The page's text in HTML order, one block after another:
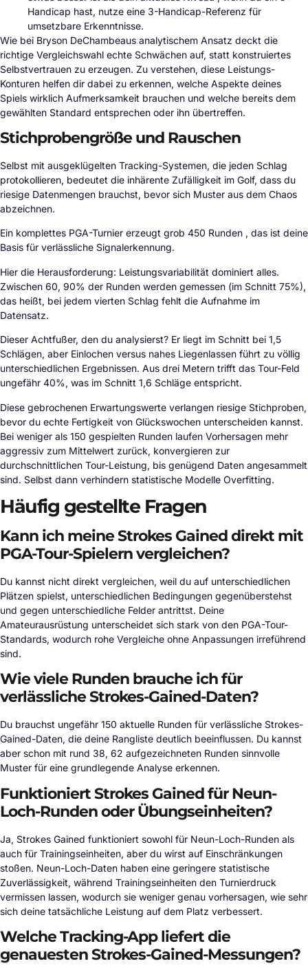
Handicap hast, nutze eine 3-Handicap-Referenz für
umsetzbare Erkenntnisse.
Wie bei Bryson DeChambeaus analytischem Ansatz deckt die
richtige Vergleichswahl echte Schwächen auf, statt konstruiertes
Selbstvertrauen zu erzeugen. Zu verstehen, diese Leistungs-
Konturen helfen dir dabei zu erkennen, welche Aspekte deines
Spiels wirklich Aufmerksamkeit brauchen und welche bereits dem
gewählten Standard entsprechen oder ihn übertreffen.
Stichprobengröße und Rauschen
Selbst mit ausgeklügelten Tracking-Systemen, die jeden Schlag
protokollieren, bedeutet die inhärente Zufälligkeit im Golf, dass du
riesige Datenmengen brauchst, bevor sich Muster aus dem Chaos
abzeichnen.
Ein komplettes PGA-Turnier erzeugt grob 450 Runden , das ist deine
Basis für verlässliche Signalerkennung.
Hier die Herausforderung: Leistungsvariabilität dominiert alles.
Zwischen 60, 90% der Runden werden gemessen (im Schnitt 75%),
das heißt, bei jedem vierten Schlag fehlt die Aufnahme im
Datensatz.
Dieser Achtfußer, den du analysierst? Er liegt im Schnitt bei 1,5
Schlägen, aber Einlochen versus nahes Liegenlassen führt zu völlig
unterschiedlichen Ergebnissen. Aus drei Metern trifft das Tour-Feld
ungefähr 40%, was im Schnitt 1,6 Schläge entspricht.
Diese gebrochenen Erwartungswerte verlangen riesige Stichproben,
bevor du echte Fertigkeit von Glückswochen unterscheiden kannst.
Bei weniger als 150 gespielten Runden laufen Vorhersagen mehr
aggressiv zum Mittelwert zurück, konvergieren zur
durchschnittlichen Tour-Leistung, bis genügend Daten angesammelt
sind. Selbst dann verhindern statistische Modelle Overfitting.
Häufig gestellte Fragen
Kann ich meine Strokes Gained direkt mit
PGA-Tour-Spielern vergleichen?
Du kannst nicht direkt vergleichen, weil du auf unterschiedlichen
Plätzen spielst, unterschiedlichen Bedingungen gegenüberstehst
und gegen unterschiedliche Felder antrittst. Deine
Amateurausrüstung unterscheidet sich stark von den PGA-Tour-
Standards, wodurch rohe Vergleiche ohne Anpassungen irreführend
sind.
Wie viele Runden brauche ich für
verlässliche Strokes-Gained-Daten?
Du brauchst ungefähr 150 aktuelle Runden für verlässliche Strokes-
Gained-Daten, die deine Rangliste deutlich beeinflussen. Du kannst
aber schon mit rund 38, 62 aufgezeichneten Runden sinnvolle
Muster für eine grundlegende Analyse erkennen.
Funktioniert Strokes Gained für Neun-
Loch-Runden oder Übungseinheiten?
Ja, Strokes Gained funktioniert sowohl für Neun-Loch-Runden als
auch für Trainingseinheiten, aber du wirst auf Einschränkungen
stoßen. Neun-Loch-Daten haben eine geringere statistische
Zuverlässigkeit, während Trainingseinheiten den Turnierdruck
vermissen lassen, wodurch sie weniger genau vorhersagen, wie sehr
sich deine tatsächliche Leistung auf dem Platz verbessert.
Welche Tracking-App liefert die
genauesten Strokes-Gained-Messungen?